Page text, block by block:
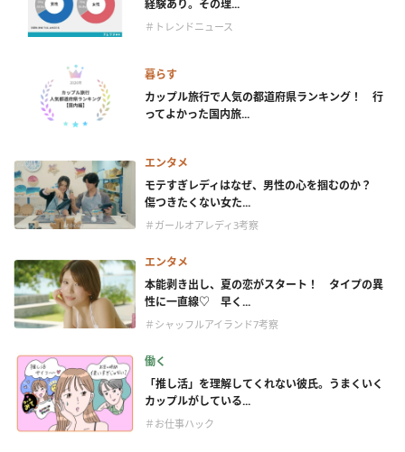
経験あり。その理...
＃トレンドニュース
暮らす
カップル旅行で人気の都道府県ランキング！ 行
ってよかった国内旅...
エンタメ
モテすぎレディはなぜ、男性の心を掴むのか？
傷つきたくない女た...
＃ガールオアレディ3考察
エンタメ
本能剥き出し、夏の恋がスタート！ タイプの異
性に一直線♡ 早く...
＃シャッフルアイランド7考察
働く
「推し活」を理解してくれない彼氏。うまくいく
カップルがしている...
＃お仕事ハック